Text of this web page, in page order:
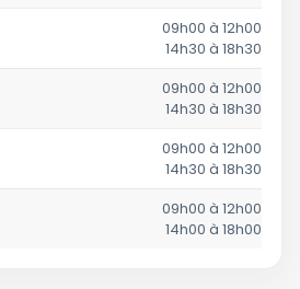
09h00 à 12h00
14h30 à 18h30
09h00 à 12h00
14h30 à 18h30
09h00 à 12h00
14h30 à 18h30
09h00 à 12h00
14h00 à 18h00